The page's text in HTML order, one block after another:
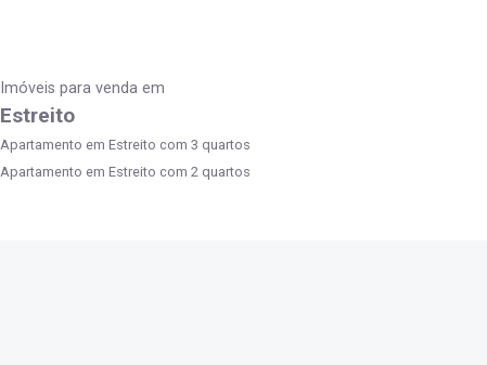
Imóveis para venda em
Estreito
Apartamento em Estreito com 3 quartos
Apartamento em Estreito com 2 quartos